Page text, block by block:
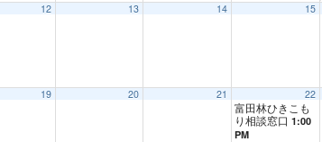
12 13 14 15
19 20 21 22
富田林ひきこも
り相談窓口 1:00
PM